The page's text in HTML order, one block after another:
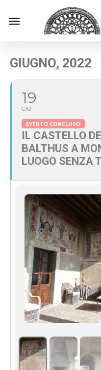
Menu
GIUGNO, 2022
19
GIU
EVENTO CONCLUSO
IL CASTELLO
BALTHUS A
LUOGO SENZA